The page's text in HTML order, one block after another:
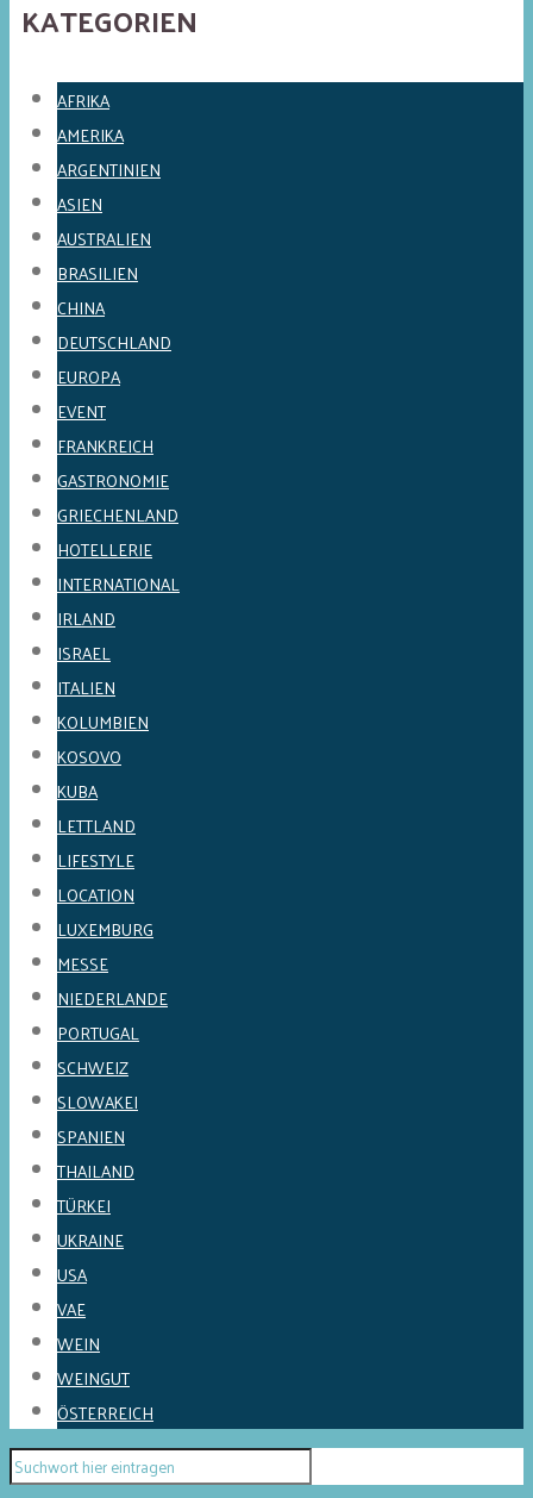
KATEGORIEN
AFRIKA
AMERIKA
ARGENTINIEN
ASIEN
AUSTRALIEN
BRASILIEN
CHINA
DEUTSCHLAND
EUROPA
EVENT
FRANKREICH
GASTRONOMIE
GRIECHENLAND
HOTELLERIE
INTERNATIONAL
IRLAND
ISRAEL
ITALIEN
KOLUMBIEN
KOSOVO
KUBA
LETTLAND
LIFESTYLE
LOCATION
LUXEMBURG
MESSE
NIEDERLANDE
PORTUGAL
SCHWEIZ
SLOWAKEI
SPANIEN
THAILAND
TÜRKEI
UKRAINE
USA
VAE
WEIN
WEINGUT
ÖSTERREICH